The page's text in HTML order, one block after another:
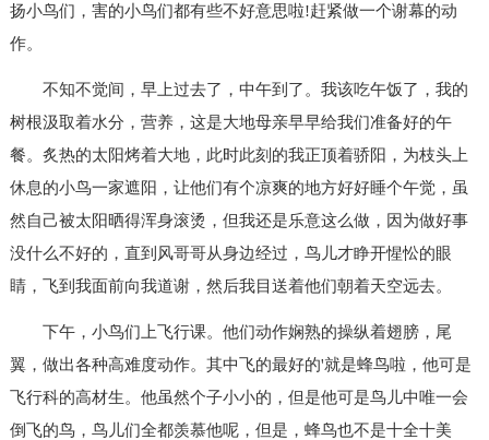
扬小鸟们，害的小鸟们都有些不好意思啦!赶紧做一个谢幕的动
作。
不知不觉间，早上过去了，中午到了。我该吃午饭了，我的
树根汲取着水分，营养，这是大地母亲早早给我们准备好的午
餐。炙热的太阳烤着大地，此时此刻的我正顶着骄阳，为枝头上
休息的小鸟一家遮阳，让他们有个凉爽的地方好好睡个午觉，虽
然自己被太阳晒得浑身滚烫，但我还是乐意这么做，因为做好事
没什么不好的，直到风哥哥从身边经过，鸟儿才睁开惺忪的眼
睛，飞到我面前向我道谢，然后我目送着他们朝着天空远去。
下午，小鸟们上飞行课。他们动作娴熟的操纵着翅膀，尾
翼，做出各种高难度动作。其中飞的最好的'就是蜂鸟啦，他可是
飞行科的高材生。他虽然个子小小的，但是他可是鸟儿中唯一会
倒飞的鸟，鸟儿们全都羡慕他呢，但是，蜂鸟也不是十全十美